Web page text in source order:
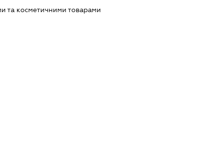
та косметичними товарами